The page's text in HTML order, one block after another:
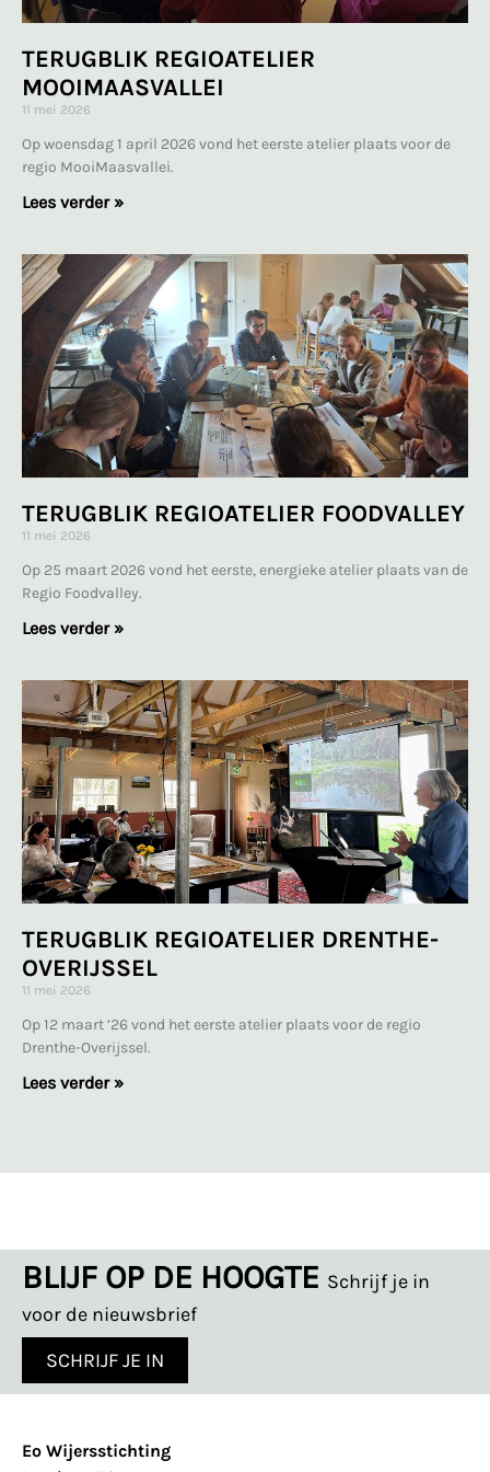
TERUGBLIK REGIOATELIER
MOOIMAASVALLEI
11 mei 2026
Op woensdag 1 april 2026 vond het eerste atelier plaats voor de
regio MooiMaasvallei.
Lees verder »
TERUGBLIK REGIOATELIER FOODVALLEY
11 mei 2026
Op 25 maart 2026 vond het eerste, energieke atelier plaats van de
Regio Foodvalley.
Lees verder »
TERUGBLIK REGIOATELIER DRENTHE-
OVERIJSSEL
11 mei 2026
Op 12 maart ’26 vond het eerste atelier plaats voor de regio
Drenthe-Overijssel.
Lees verder »
BLIJF OP DE HOOGTE Schrijf je in
voor de nieuwsbrief
SCHRIJF JE IN
Eo Wijersstichting